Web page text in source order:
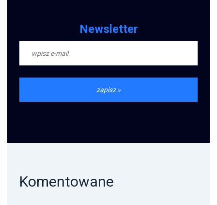
Newsletter
Komentowane